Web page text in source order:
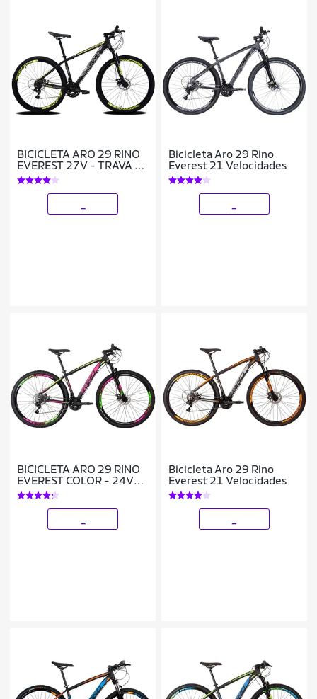
BICICLETA ARO 29 RINO
EVEREST 27V - TRAVA -
HIDRAULICO
Bicicleta Aro 29 Rino
Everest 21 Velocidades
BICICLETA ARO 29 RINO
EVEREST COLOR - 24V
CAMBIOS SHIMANO
Bicicleta Aro 29 Rino
Everest 21 Velocidades